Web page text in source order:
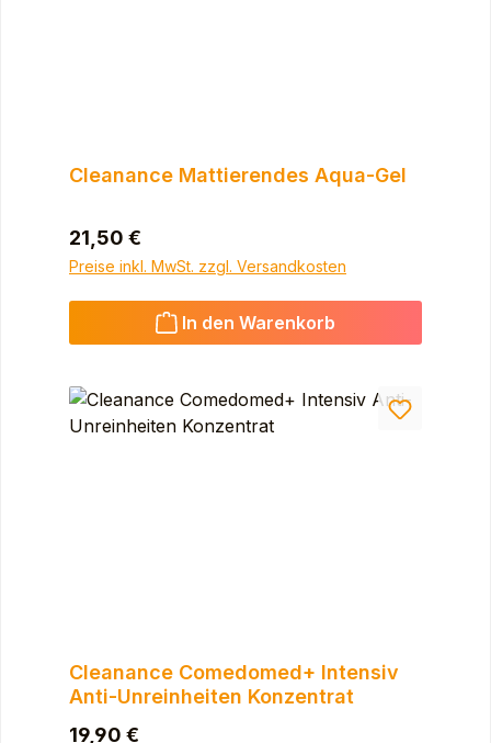
Cleanance Mattierendes Aqua-Gel
Regulärer Preis:
21,50 €
Preise inkl. MwSt. zzgl. Versandkosten
In den Warenkorb
Cleanance Comedomed+ Intensiv
Anti-Unreinheiten Konzentrat
Regulärer Preis:
19,90 €